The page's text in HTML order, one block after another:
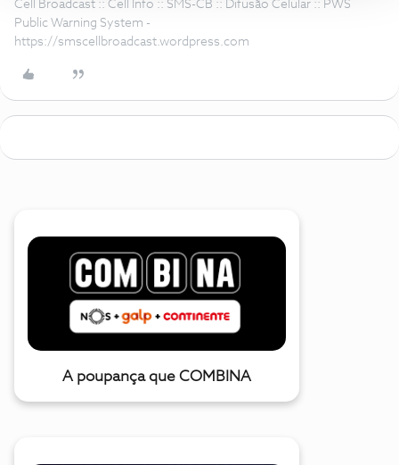
Cell Broadcast :: Cell Info :: SMS-CB :: Difusão Celular :: PWS
Public Warning System -
https://smscellbroadcast.wordpress.com
A poupança que COMBINA